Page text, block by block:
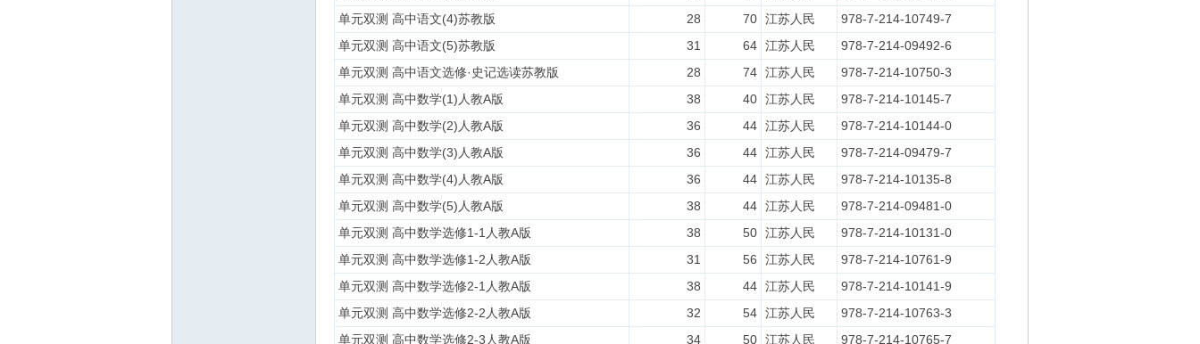
单元双测 高中语文(4)苏教版
28 70 江苏人民
978-7-214-10749-7
单元双测 高中语文(5)苏教版
31 64 江苏人民
978-7-214-09492-6
单元双测 高中语文选修·史记选读苏教版
28 74 江苏人民
978-7-214-10750-3
单元双测 高中数学(1)人教A版
38 40 江苏人民
978-7-214-10145-7
单元双测 高中数学(2)人教A版
36 44 江苏人民
978-7-214-10144-0
单元双测 高中数学(3)人教A版
36 44 江苏人民
978-7-214-09479-7
单元双测 高中数学(4)人教A版
36 44 江苏人民
978-7-214-10135-8
单元双测 高中数学(5)人教A版
38 44 江苏人民
978-7-214-09481-0
单元双测 高中数学选修1-1人教A版
38 50 江苏人民
978-7-214-10131-0
单元双测 高中数学选修1-2人教A版
31 56 江苏人民
978-7-214-10761-9
单元双测 高中数学选修2-1人教A版
38 44 江苏人民
978-7-214-10141-9
单元双测 高中数学选修2-2人教A版
32 54 江苏人民
978-7-214-10763-3
单元双测 高中数学选修2-3人教A版
34 50 江苏人民 978-7-214-10765-7